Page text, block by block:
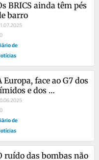
BRICS ainda têm pés
barro
de
Europa, face ao G7 dos
e dos
de
ruído das bombas não